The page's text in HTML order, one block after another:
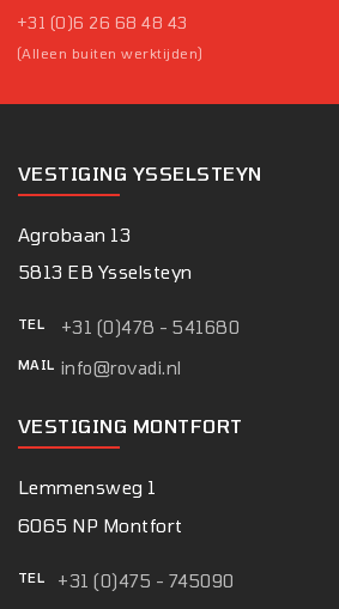
+31 (0)6 26 68 48 43
(Alleen buiten werktijden)
VESTIGING YSSELSTEYN
Agrobaan 13
5813 EB Ysselsteyn
TEL +31 (0)478 - 541680
MAIL info@rovadi.nl
VESTIGING MONTFORT
Lemmensweg 1
6065 NP Montfort
TEL +31 (0)475 - 745090